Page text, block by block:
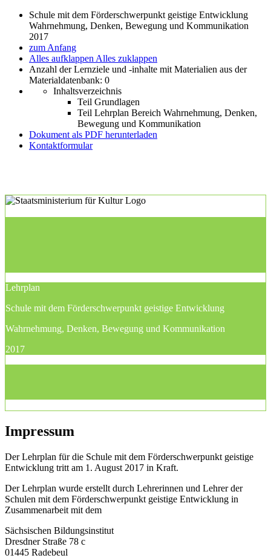
Schule mit dem Förderschwerpunkt geistige Entwicklung
Wahrnehmung, Denken, Bewegung und Kommunikation
2017
zum Anfang
Alles aufklappen Alles zuklappen
Anzahl der Lernziele und -inhalte mit Materialien aus der
Materialdatenbank: 0
Inhaltsverzeichnis
Teil Grundlagen
Teil Lehrplan Bereich Wahrnehmung, Denken,
Bewegung und Kommunikation
Dokument als PDF herunterladen
Kontaktformular
Lehrplan
Schule mit dem Förderschwerpunkt geistige Entwicklung
Wahrnehmung, Denken, Bewegung und Kommunikation
2017
Impressum
Der Lehrplan für die Schule mit dem Förderschwerpunkt geistige
Entwicklung tritt am 1. August 2017 in Kraft.
Der Lehrplan wurde erstellt durch Lehrerinnen und Lehrer der
Schulen mit dem Förderschwerpunkt geistige Entwicklung in
Zusammenarbeit mit dem
Sächsischen Bildungsinstitut
Dresdner Straße 78 c
01445 Radebeul